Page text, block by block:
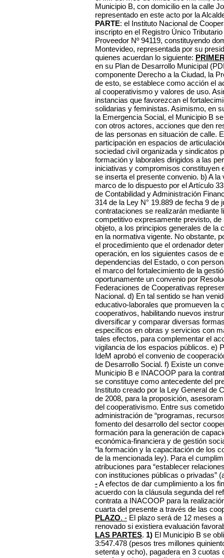
Municipio B, con domicilio en la calle
representado en este acto por la
PARTE: el Instituto Nacional de
inscripto en el Registro Único
Proveedor Nº 94119, constituyendo
Montevideo, representada por su
quienes acuerdan lo siguiente:
en su Plan de Desarrollo Municipal
componente Derecho a la Ciudad, la
de esto, se establece como acción el
al cooperativismo y valores de uso.
instancias que favorezcan el
solidarias y feministas. Asimismo, en
la Emergencia Social, el Municipio B
con otros actores, acciones que den
de las personas en situación de calle.
participación en espacios de
sociedad civil organizada y sindicatos
formación y laborales dirigidos a las
iniciativas y compromisos constituyen
se inserta el presente convenio. b) A
marco de lo dispuesto por el Artículo
de Contabilidad y Administración
314 de la Ley N° 19.889 de fecha 9 de
contrataciones se realizarán mediante
competitivo expresamente previsto,
objeto, a los principios generales de la
en la normativa vigente. No obstante,
el procedimiento que el ordenador
operación, en los siguientes casos de
dependencias del Estado, o con
el marco del fortalecimiento de la
oportunamente un convenio por
Federaciones de Cooperativas
Nacional. d) En tal sentido se han
educativo-laborales que promueven la
cooperativos, habilitando nuevos
diversificar y comparar diversas
específicos en obras y servicios con
tales efectos, para complementar el
vigilancia de los espacios públicos. e)
IdeM aprobó el convenio de
de Desarrollo Social. f) Existe un
Municipio B e INACOOP para la
se constituye como antecedente del
Instituto creado por la Ley General de
de 2008, para la proposición,
del cooperativismo. Entre sus
administración de “programas,
fomento del desarrollo del sector
formación para la generación de
económica-financiera y de gestión
“la formación y la capacitación de los
de la mencionada ley). Para el
atribuciones para “establecer
con instituciones públicas o privadas”
-A efectos de dar cumplimiento a los
acuerdo con la cláusula segunda del
contrata a INACOOP para la
cuarta del presente a través de las
PLAZO. - El plazo será de 12 meses a
renovado si existiera evaluación
LAS PARTES. 1) El Municipio B se
3:547.478 (pesos tres millones
setenta y ocho), pagadera en 3